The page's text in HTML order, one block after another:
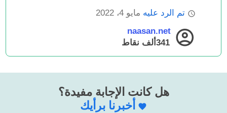
تم الرد عليه مايو 4، 2022
naasan.net
341ألف
نقاط
هل كانت الإجابة مفيدة؟
أخبرنا برأيك